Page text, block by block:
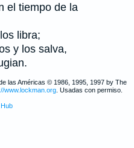
tiempo de la
libra;
y los salva,
las Américas © 1986, 1995, 1997 by The
www.lockman.org. Usadas con permiso.